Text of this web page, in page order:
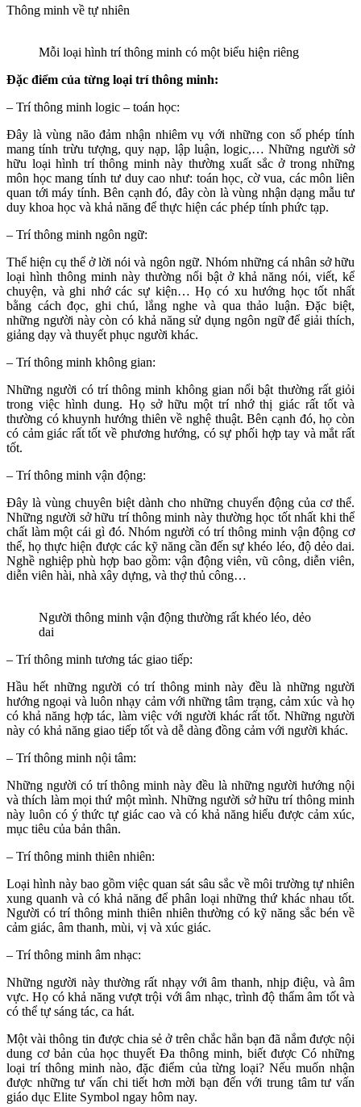
Thông minh về tự nhiên
Mỗi loại hình trí thông minh có một biểu hiện riêng
Đặc điểm của từng loại trí thông minh:
– Trí thông minh logic – toán học:
Đây là vùng não đảm nhận nhiêm vụ với những con số phép tính
mang tính trừu tượng, quy nạp, lập luận, logic,… Những người sở
hữu loại hình trí thông minh này thường xuất sắc ở trong những
môn học mang tính tư duy cao như: toán học, cờ vua, các môn liên
quan tới máy tính. Bên cạnh đó, đây còn là vùng nhận dạng mẫu tư
duy khoa học và khả năng để thực hiện các phép tính phức tạp.
– Trí thông minh ngôn ngữ:
Thể hiện cụ thể ở lời nói và ngôn ngữ. Nhóm những cá nhân sở hữu
loại hình thông minh này thường nổi bật ở khả năng nói, viết, kể
chuyện, và ghi nhớ các sự kiện… Họ có xu hướng học tốt nhất
bằng cách đọc, ghi chú, lắng nghe và qua thảo luận. Đặc biệt,
những người này còn có khả năng sử dụng ngôn ngữ để giải thích,
giảng dạy và thuyết phục người khác.
– Trí thông minh không gian:
Những người có trí thông minh không gian nổi bật thường rất giỏi
trong việc hình dung. Họ sở hữu một trí nhớ thị giác rất tốt và
thường có khuynh hướng thiên về nghệ thuật. Bên cạnh đó, họ còn
có cảm giác rất tốt về phương hướng, có sự phối hợp tay và mắt rất
tốt.
– Trí thông minh vận động:
Đây là vùng chuyên biệt dành cho những chuyển động của cơ thể.
Những người sở hữu trí thông minh này thường học tốt nhất khi thể
chất làm một cái gì đó. Nhóm người có trí thông minh vận động cơ
thể, họ thực hiện được các kỹ năng cần đến sự khéo léo, độ dẻo dai.
Nghề nghiệp phù hợp bao gồm: vận động viên, vũ công, diễn viên,
diễn viên hài, nhà xây dựng, và thợ thủ công…
Người thông minh vận động thường rất khéo léo, dẻo
dai
– Trí thông minh tương tác giao tiếp:
Hầu hết những người có trí thông minh này đều là những người
hướng ngoại và luôn nhạy cảm với những tâm trạng, cảm xúc và họ
có khả năng hợp tác, làm việc với người khác rất tốt. Những người
này có khả năng giao tiếp tốt và dễ dàng đồng cảm với người khác.
– Trí thông minh nội tâm:
Những người có trí thông minh này đều là những người hướng nội
và thích làm mọi thứ một mình. Những người sở hữu trí thông minh
này luôn có ý thức tự giác cao và có khả năng hiểu được cảm xúc,
mục tiêu của bản thân.
– Trí thông minh thiên nhiên:
Loại hình này bao gồm việc quan sát sâu sắc về môi trường tự nhiên
xung quanh và có khả năng để phân loại những thứ khác nhau tốt.
Người có trí thông minh thiên nhiên thường có kỹ năng sắc bén về
cảm giác, âm thanh, mùi, vị và xúc giác.
– Trí thông minh âm nhạc:
Những người này thường rất nhạy với âm thanh, nhịp điệu, và âm
vực. Họ có khả năng vượt trội với âm nhạc, trình độ thẩm âm tốt và
có thể tự sáng tác, ca hát.
Một vài thông tin được chia sẻ ở trên chắc hẳn bạn đã nắm được nội
dung cơ bản của học thuyết Đa thông minh, biết được Có những
loại trí thông minh nào, đặc điểm của từng loại? Nếu muốn nhận
được những tư vấn chi tiết hơn mời bạn đến với trung tâm tư vấn
giáo dục Elite Symbol ngay hôm nay.